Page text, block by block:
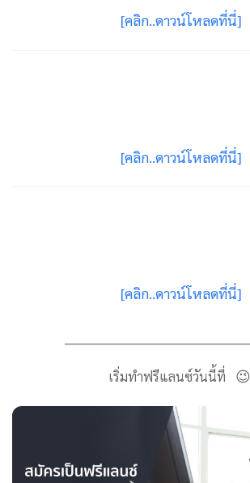
[คลิก..ดาวน์โหลดที่นี่]
[คลิก..ดาวน์โหลดที่นี่]
[คลิก..ดาวน์โหลดที่นี่]
เริ่มทำฟรีแลนซ์วันนี้ที่ 😉